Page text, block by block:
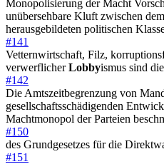
Monopolisierung der Macht
unübersehbare Kluft zwischen
herausgebildeten politischen
#141
Vetternwirtschaft, Filz,
verwerflicherLobbyismus sind
#142
Die Amtszeitbegrenzung von
gesellschaftsschädigenden
Machtmonopol der Parteien
#150
des Grundgesetzes für die
#151